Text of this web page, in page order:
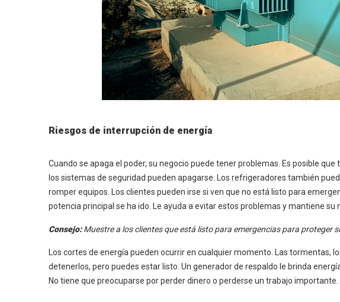
Riesgos de interrupción de energía
Cuando se apaga el poder, su negocio puede tener problemas. Es posible
los sistemas de seguridad pueden apagarse. Los refrigeradores también
romper equipos. Los clientes pueden irse si ven que no está listo para
potencia principal se ha ido. Le ayuda a evitar estos problemas y mantiene su
Consejo:Muestre a los clientes que está listo para emergencias para proteger
Los cortes de energía pueden ocurrir en cualquier momento. Las tormentas,
detenerlos, pero puedes estar listo. Un generador de respaldo le brinda
No tiene que preocuparse por perder dinero o perderse un trabajo importante.